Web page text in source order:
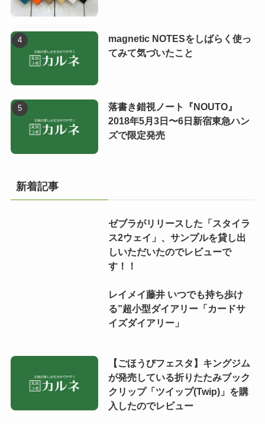
magnetic NOTESをしばらく使っ
てみて気づいたこと
落書き錯視ノート『NOUTO』
2018年5月3日〜6日新宿東急ハン
ズで限定発売
新着記事
ゼブラがリリースした「スタイラ
ス2ウェイ」、サンプルを貸し出
しいただいたのでレビューで
す！！
レイメイ藤井 いつでも持ち歩け
る”超小型ダイアリー「カードサ
イズダイアリー」
【ごほうびフェスタ】キングジム
が発売している折りたたみブック
クリップ「ツイップ(Twip)」を購
入したのでレビュー